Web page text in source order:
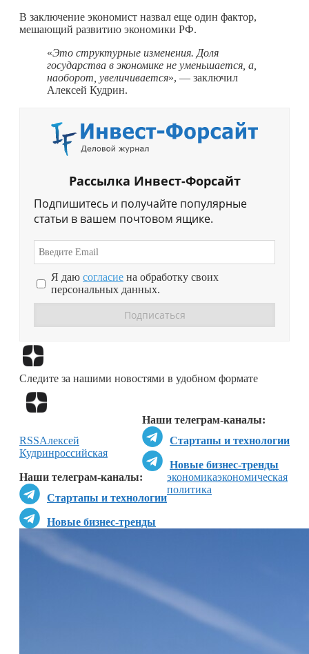
В заключение экономист назвал еще один фактор,
мешающий развитию экономики РФ.
«Это структурные изменения. Доля
государства в экономике не уменьшается, а,
наоборот, увеличивается», — заключил
Алексей Кудрин.
Рассылка Инвест-Форсайт
Подпишитесь и получайте популярные
статьи в вашем почтовом ящике.
Я даю согласие на обработку своих
персональных данных.
Следите за нашими новостями в удобном формате
Наши телеграм-каналы:
Стартапы и технологии
Новые бизнес-тренды
Наши телеграм-каналы:
Стартапы и технологии
Новые бизнес-тренды
RSSАлексей
Кудринроссийская
экономикаэкономическая
политика